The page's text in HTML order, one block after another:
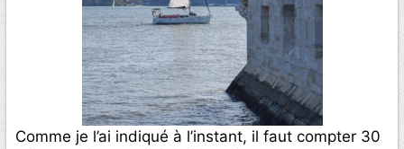
Comme je l’ai indiqué à l’instant, il faut compter 30